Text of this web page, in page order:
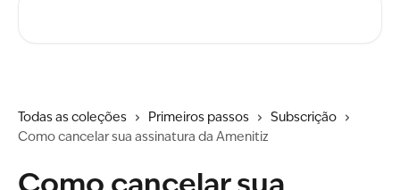
Todas as coleções Primeiros passos
Subscrição
Como cancelar sua assinatura da Amenitiz